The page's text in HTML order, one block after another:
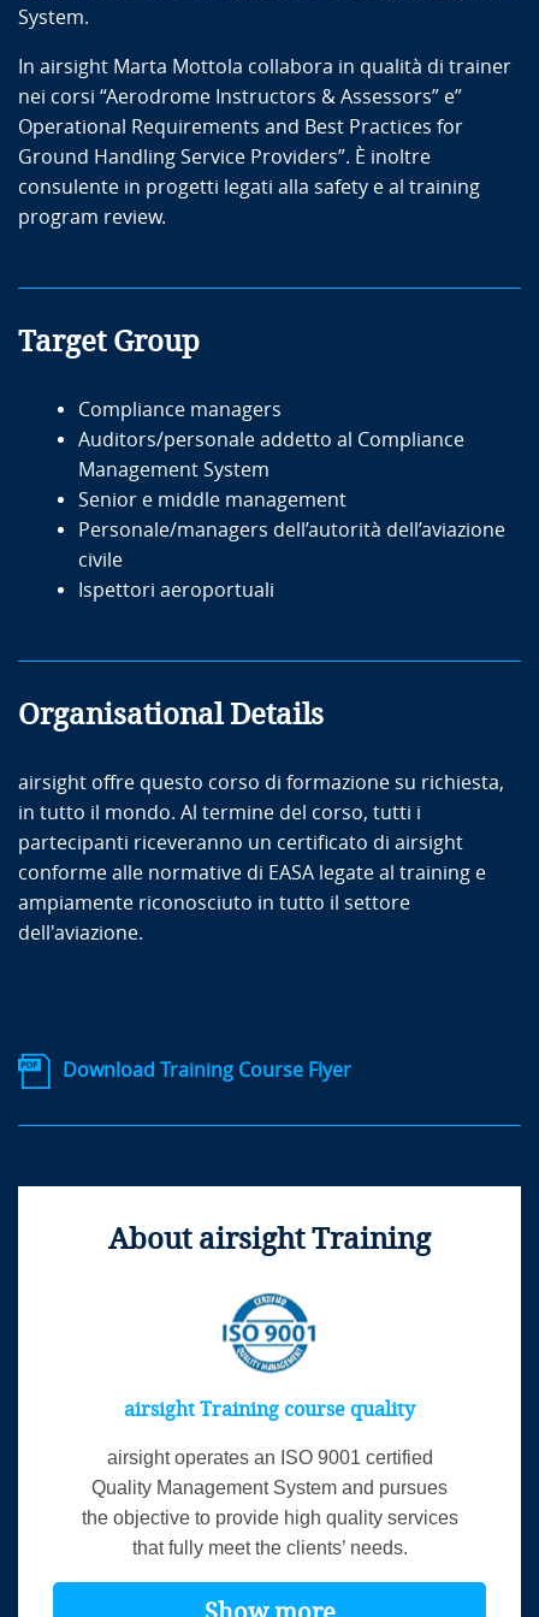
System.
In airsight Marta Mottola collabora in qualità di trainer
nei corsi “Aerodrome Instructors & Assessors” e”
Operational Requirements and Best Practices for
Ground Handling Service Providers”. È inoltre
consulente in progetti legati alla safety e al training
program review.
Target Group
Compliance managers
Auditors/personale addetto al Compliance
Management System
Senior e middle management
Personale/managers dell’autorità dell’aviazione
civile
Ispettori aeroportuali
Organisational Details
airsight offre questo corso di formazione su richiesta,
in tutto il mondo. Al termine del corso, tutti i
partecipanti riceveranno un certificato di airsight
conforme alle normative di EASA legate al training e
ampiamente riconosciuto in tutto il settore
dell'aviazione.
Download Training Course Flyer
About airsight Training
airsight Training course quality
airsight operates an ISO 9001 certified
Quality Management System and pursues
the objective to provide high quality services
that fully meet the clients’ needs.